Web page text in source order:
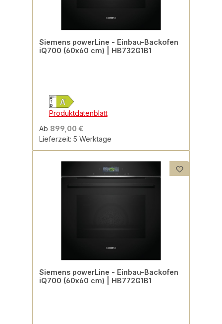
Siemens powerLine - Einbau-Backofen
iQ700 (60x60 cm) | HB732G1B1
Produktdatenblatt
Ab 899,00 €
Lieferzeit: 5 Werktage
Siemens powerLine - Einbau-Backofen
iQ700 (60x60 cm) | HB772G1B1